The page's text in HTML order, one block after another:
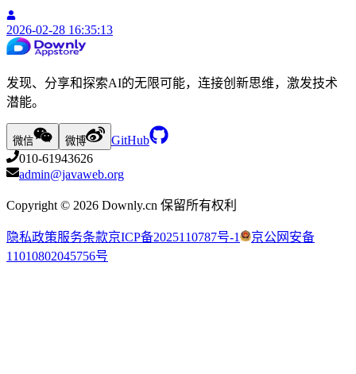
2026-02-28 16:35:13
发现、分享和探索AI的无限可能，连接创新思维，激发技术
潜能。
微信 微博
GitHub
010-61943626
admin@javaweb.org
Copyright © 2026 Downly.cn 保留所有权利
隐私政策服务条款京ICP备2025110787号-1
京公网安备
11010802045756号